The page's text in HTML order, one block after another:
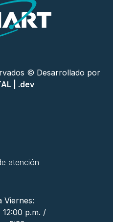
© Desarrollado por
| .dev
atención
Viernes:
12:00 p.m. /